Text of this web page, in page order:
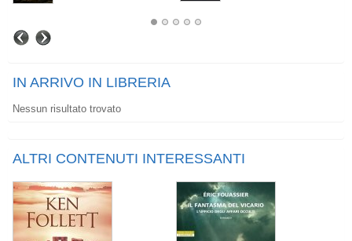
IN ARRIVO IN LIBRERIA
Nessun risultato trovato
ALTRI CONTENUTI INTERESSANTI